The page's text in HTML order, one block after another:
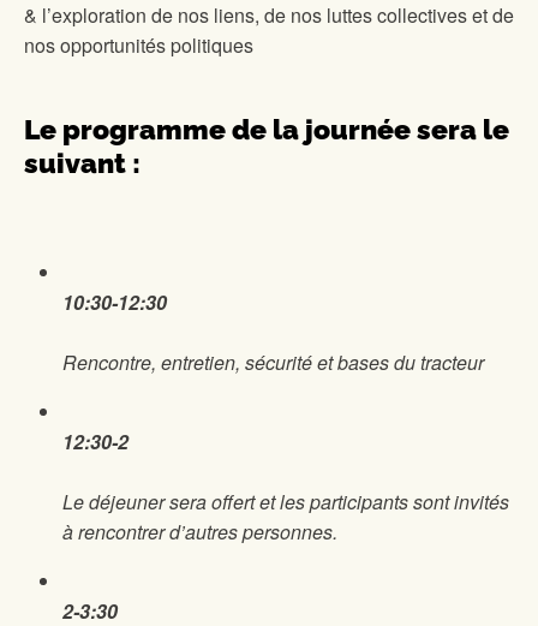
& l’exploration de nos liens, de nos luttes collectives et de
nos opportunités politiques
Le programme de la journée sera le
suivant :
10:30-12:30
Rencontre, entretien, sécurité et bases du tracteur
12:30-2
Le déjeuner sera offert et les participants sont invités
à rencontrer d’autres personnes.
2-3:30